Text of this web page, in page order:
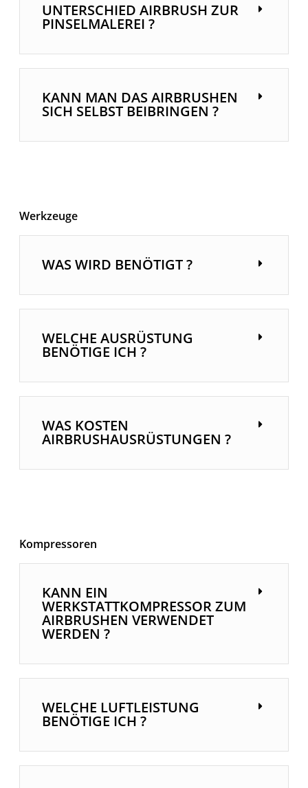
UNTERSCHIED AIRBRUSH ZUR
PINSELMALEREI ?
KANN MAN DAS AIRBRUSHEN
SICH SELBST BEIBRINGEN ?
Werkzeuge
WAS WIRD BENÖTIGT ?
WELCHE AUSRÜSTUNG
BENÖTIGE ICH ?
WAS KOSTEN
AIRBRUSHAUSRÜSTUNGEN ?
Kompressoren
KANN EIN
WERKSTATTKOMPRESSOR ZUM
AIRBRUSHEN VERWENDET
WERDEN ?
WELCHE LUFTLEISTUNG
BENÖTIGE ICH ?